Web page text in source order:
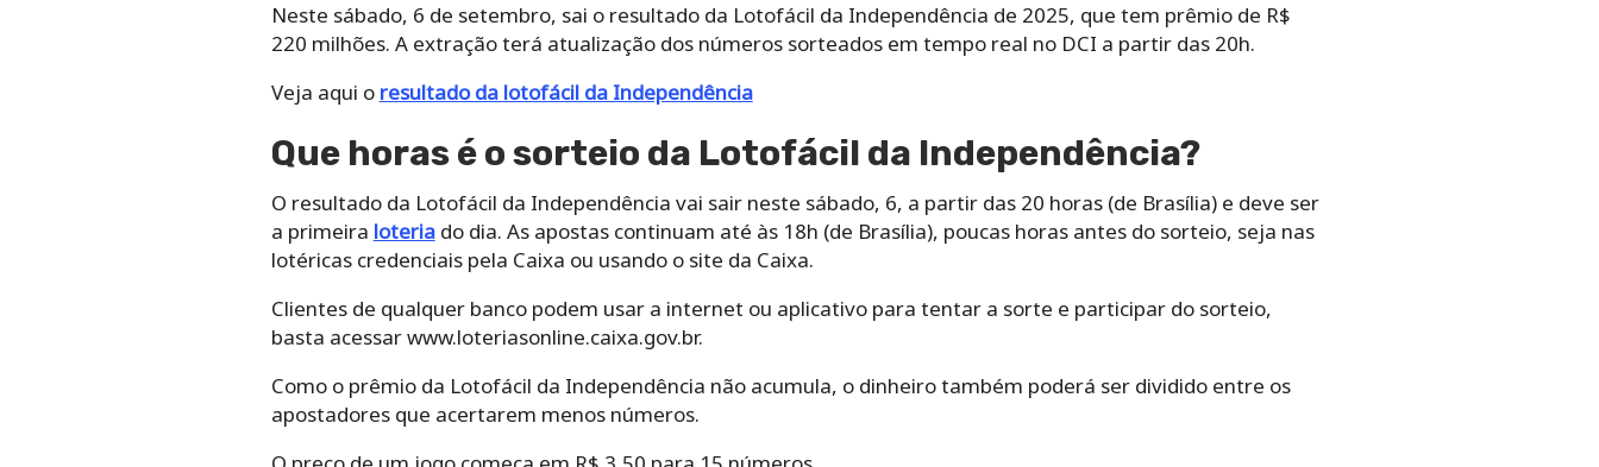
Neste sábado, 6 de setembro, sai o resultado da Lotofácil da Independência de 2025, que tem prêmio de R$
220 milhões. A extração terá atualização dos números sorteados em tempo real no DCI a partir das 20h.
Veja aqui o resultado da lotofácil da Independência
Que horas é o sorteio da Lotofácil da Independência?
O resultado da Lotofácil da Independência vai sair neste sábado, 6, a partir das 20 horas (de Brasília) e deve ser
a primeira loteriado dia. As apostas continuam até às 18h (de Brasília), poucas horas antes do sorteio, seja nas
lotéricas credenciais pela Caixa ou usando o site da Caixa.
Clientes de qualquer banco podem usar a internet ou aplicativo para tentar a sorte e participar do sorteio,
basta acessar www.loteriasonline.caixa.gov.br.
Como o prêmio da Lotofácil da Independência não acumula, o dinheiro também poderá ser dividido entre os
apostadores que acertarem menos números.